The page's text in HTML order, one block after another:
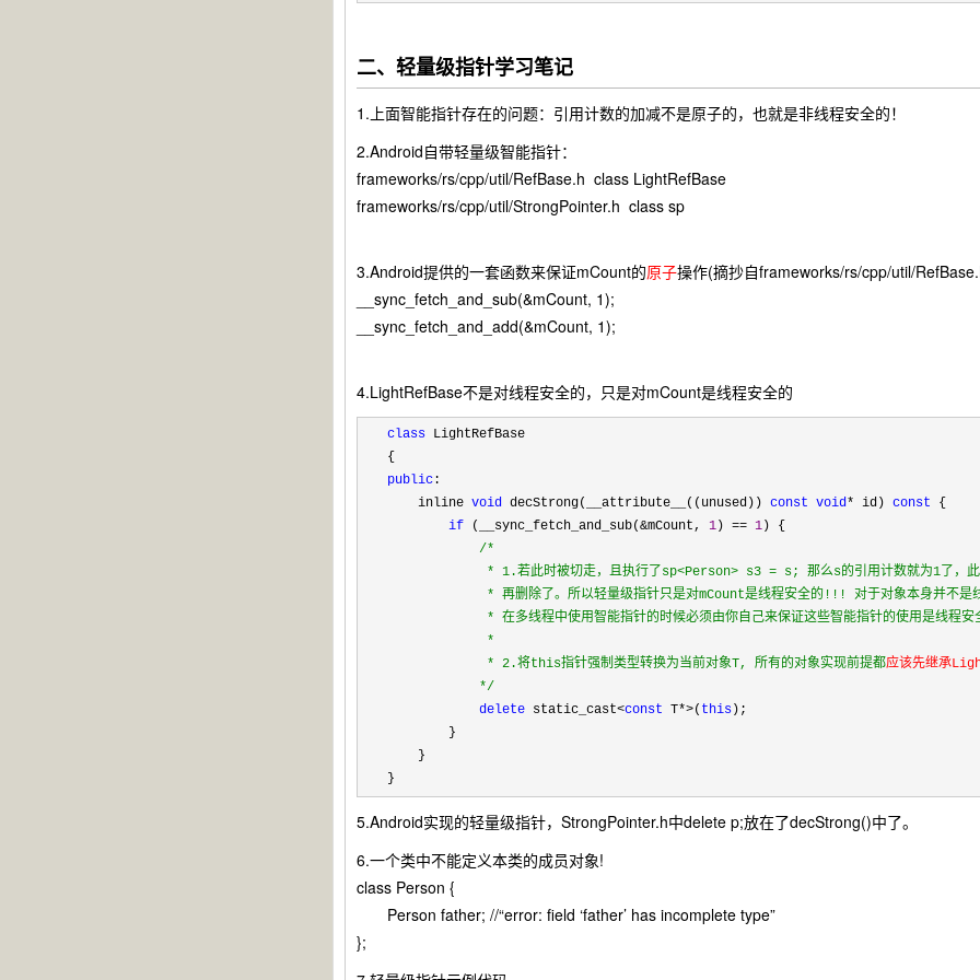
二、轻量级指针学习笔记
1.上面智能指针存在的问题：引用计数的加减不是原子的，也就是非线程安全的！
2.Android自带轻量级智能指针：
frameworks/rs/cpp/util/RefBase.h class LightRefBase
frameworks/rs/cpp/util/StrongPointer.h class sp
3.Android提供的一套函数来保证mCount的原子操作(摘抄自frameworks/rs/cpp/util/
__sync_fetch_and_sub(&mCount, 1);
__sync_fetch_and_add(&mCount, 1);
4.LightRefBase不是对线程安全的，只是对mCount是线程安全的
class LightRefBase
public :
    inline
void decStrong(__attribute__((unused)) const void* id) const {
if (__sync_fetch_and_sub(&mCount, 1 ) == 1 ) {
/*
* 1.若此时被切走，且执行了sp<Person> s3 = s; 那么s的引用计数就为1了，此
* 再删除了。所以轻量级指针只是对mCount是线程安全的!!! 对于对象本身并不是
* 在多线程中使用智能指针的时候必须由你自己来保证这些智能指针的使用是线程安
             *
             * 2.将this指针强制类型转换为当前对象T, 所有的对象实现前提都
应该先继承
*/
delete static_cast<const T*>( this );
        }
    }
}
5.Android实现的轻量级指针，StrongPointer.h中delete p;放在了decStrong()中了。
6.一个类中不能定义本类的成员对象!
class Person {
Person father; //“error: field ‘father’ has incomplete type”
};